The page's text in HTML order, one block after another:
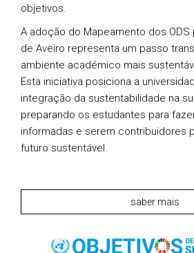
objetivos.
A adoção do Mapeamento dos ODS
de Aveiro representa um passo
ambiente académico mais
Esta iniciativa posiciona a
integração da sustentabilidade na
preparando os estudantes para
informadas e serem contribuidores
futuro sustentável.
saber mais